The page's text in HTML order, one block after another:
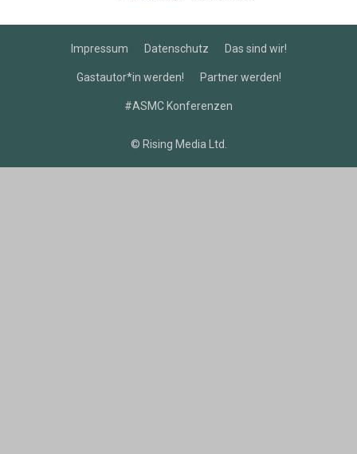
Impressum Datenschutz Das sind wir!
Gastautor*in werden! Partner werden!
#ASMC Konferenzen
© Rising Media Ltd.